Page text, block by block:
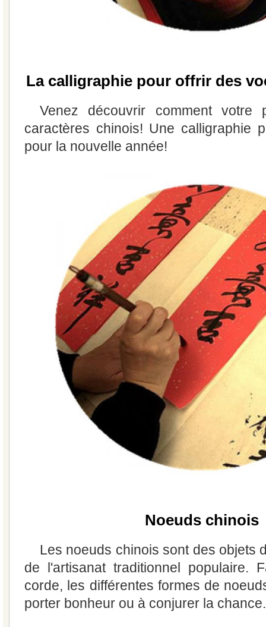
La calligraphie pour offrir des
Venez découvrir comment votre
caractères chinois! Une calligraphie
pour la nouvelle année!
Noeuds chinois
Les noeuds chinois sont des objets
de l'artisanat traditionnel populaire.
corde, les différentes formes de
porter bonheur ou à conjurer la chance.